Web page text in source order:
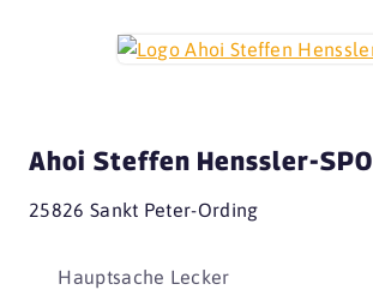
Ahoi Steffen Henssler-SPO
25826 Sankt Peter-Ording
Hauptsache Lecker